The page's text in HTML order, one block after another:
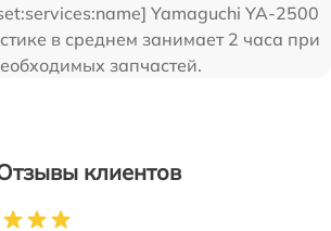
Yamaguchi YA-2500
в среднем занимает 2 часа при
запчастей.
клиентов